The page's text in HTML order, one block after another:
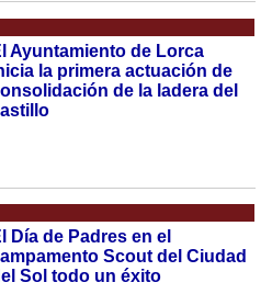
Ayuntamiento de Lorca
la primera actuación de
de la ladera del
Día de Padres en el
Scout del Ciudad
Sol todo un éxito